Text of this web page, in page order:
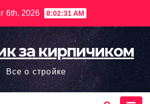
6th, 2026 8:02:32 AM
за кирпичиком
Все о стройке